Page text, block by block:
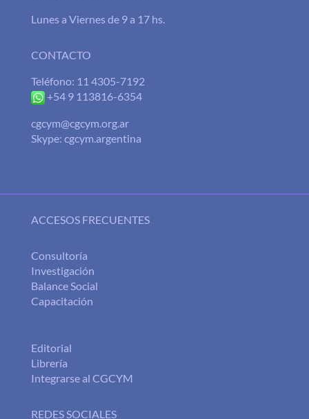
Lunes a Viernes de 9 a 17 hs.
CONTACTO
Teléfono: 11 4305-7192
+54 9 113816-6354
cgcym@cgcym.org.ar
Skype: cgcym.argentina
ACCESOS FRECUENTES
Consultoría
Investigación
Balance Social
Capacitación
Editorial
Librería
Integrarse al CGCYM
REDES SOCIALES